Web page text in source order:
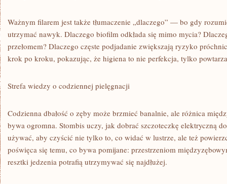
Ważnym filarem jest także tłumaczenie „dlaczego” — bo gdy
utrzymać nawyk. Dlaczego biofilm odkłada się mimo mycia?
przełomem? Dlaczego częste podjadanie zwiększają ryzyko
krok po kroku, pokazując, że higiena to nie perfekcja, tylko
Strefa wiedzy o codziennej pielęgnacji
Codzienna dbałość o zęby może brzmieć banalnie, ale różnica
bywa ogromna. Stombis uczy, jak dobrać szczoteczkę elektryczną
używać, aby czyścić nie tylko to, co widać w lustrze, ale też
poświęca się temu, co bywa pomijane: przestrzeniom
resztki jedzenia potrafią utrzymywać się najdłużej.